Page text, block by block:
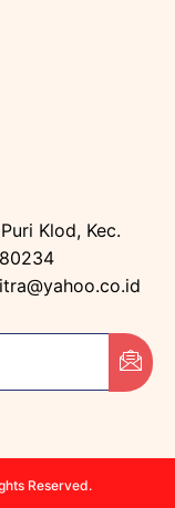
Klod, Kec.
Reserved.